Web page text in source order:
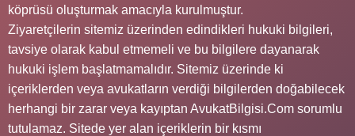
köprüsü oluşturmak amacıyla kurulmuştur.
Ziyaretçilerin sitemiz üzerinden edindikleri hukuki bilgileri,
tavsiye olarak kabul etmemeli ve bu bilgilere dayanarak
hukuki işlem başlatmamalıdır. Sitemiz üzerinde ki
içeriklerden veya avukatların verdiği bilgilerden doğabilecek
herhangi bir zarar veya kayıptan AvukatBilgisi.Com sorumlu
tutulamaz. Sitede yer alan içeriklerin bir kısmı